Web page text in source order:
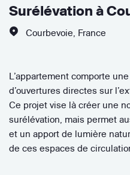
Surélévation à
Courbevoie France
L’appartement comporte
d’ouvertures directes sur
Ce projet vise là créer une
surélévation, mais permet
et un apport de lumière
de ces espaces de